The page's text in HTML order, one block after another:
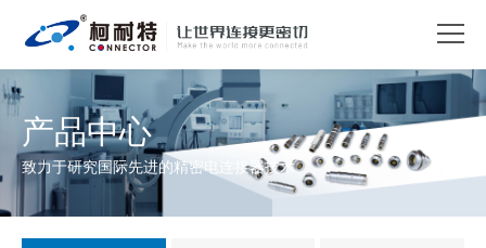
产品中心
致力于研究国际先进的精密电连接器技术